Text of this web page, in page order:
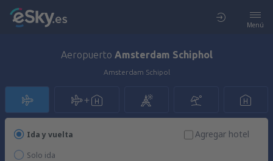
Menú
Aeropuerto Amsterdam Schiphol
Amsterdam Schipol
Ida y vuelta
Solo ida
Agregar hotel